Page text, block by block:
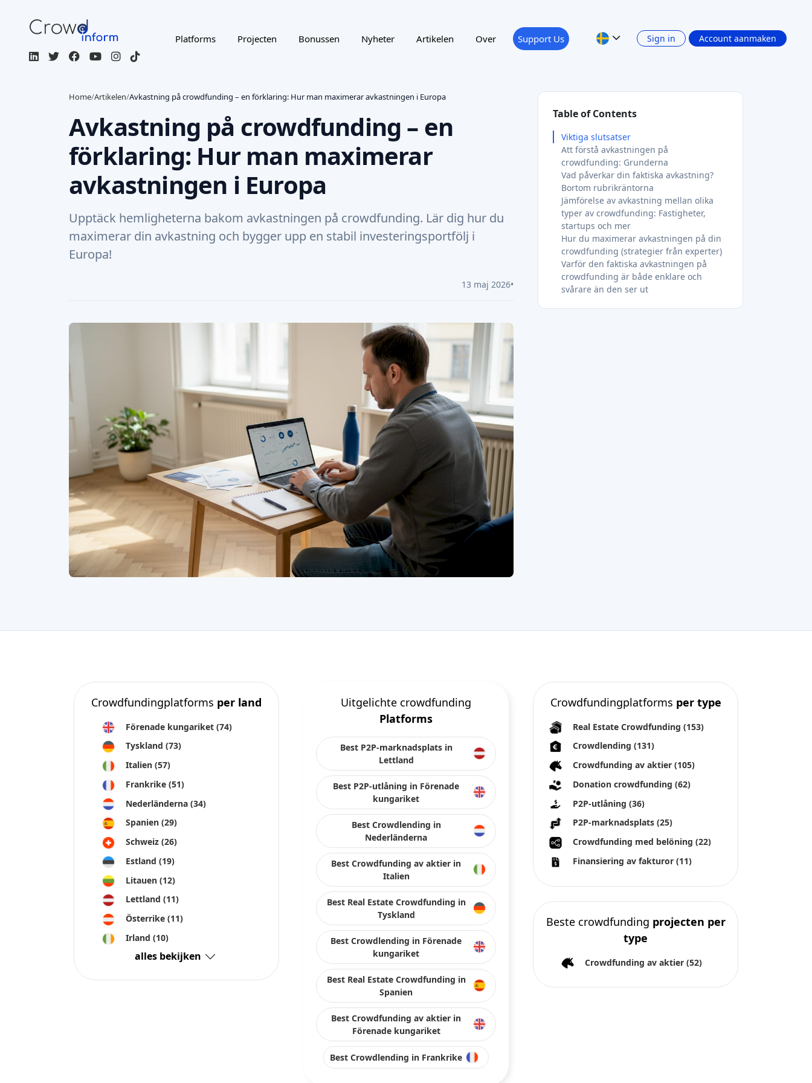
Platforms Projecten Bonussen Nyheter Artikelen Over Support Us Sign in Account aanmaken
Home/Artikelen/Avkastning på crowdfunding – en förklaring: Hur man maximerar avkastningen i Europa
Avkastning på crowdfunding – en
förklaring: Hur man maximerar
avkastningen i Europa
Upptäck hemligheterna bakom avkastningen på crowdfunding. Lär dig hur du
maximerar din avkastning och bygger upp en stabil investeringsportfölj i
Europa!
13 maj 2026•
Table of Contents
Viktiga slutsatser
Att förstå avkastningen på
crowdfunding: Grunderna
Vad påverkar din faktiska avkastning?
Bortom rubrikräntorna
Jämförelse av avkastning mellan olika
typer av crowdfunding: Fastigheter,
startups och mer
Hur du maximerar avkastningen på din
crowdfunding (strategier från experter)
Varför den faktiska avkastningen på
crowdfunding är både enklare och
svårare än den ser ut
Crowdfundingplatforms per land
Förenade kungariket (74)
Tyskland (73)
Italien (57)
Frankrike (51)
Nederländerna (34)
Spanien (29)
Schweiz (26)
Estland (19)
Litauen (12)
Lettland (11)
Österrike (11)
Irland (10)
alles bekijken
Uitgelichte crowdfunding
Platforms
Best P2P-marknadsplats in
Lettland
Best P2P-utlåning in Förenade
kungariket
Best Crowdlending in
Nederländerna
Best Crowdfunding av aktier in
Italien
Best Real Estate Crowdfunding in
Tyskland
Best Crowdlending in Förenade
kungariket
Best Real Estate Crowdfunding in
Spanien
Best Crowdfunding av aktier in
Förenade kungariket
Best Crowdlending in Frankrike
Crowdfundingplatforms per type
Real Estate Crowdfunding (153)
Crowdlending (131)
Crowdfunding av aktier (105)
Donation crowdfunding (62)
P2P-utlåning (36)
P2P-marknadsplats (25)
Crowdfunding med belöning (22)
Finansiering av fakturor (11)
Beste crowdfunding projecten per
type
Crowdfunding av aktier (52)